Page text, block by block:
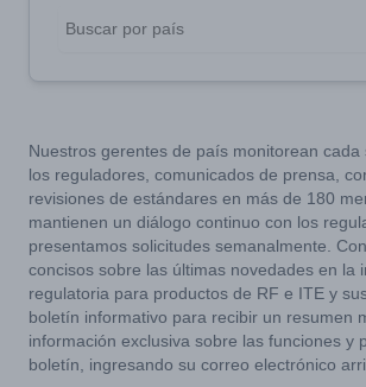
Buscar por país
Nuestros gerentes de país monitorean cada
los reguladores, comunicados de prensa,
revisiones de estándares en más de 180
mantienen un diálogo continuo con los
presentamos solicitudes semanalmente.
concisos sobre las últimas novedades en la
regulatoria para productos de RF e ITE y
boletín informativo para recibir un resumen
información exclusiva sobre las funciones y
boletín, ingresando su correo electrónico